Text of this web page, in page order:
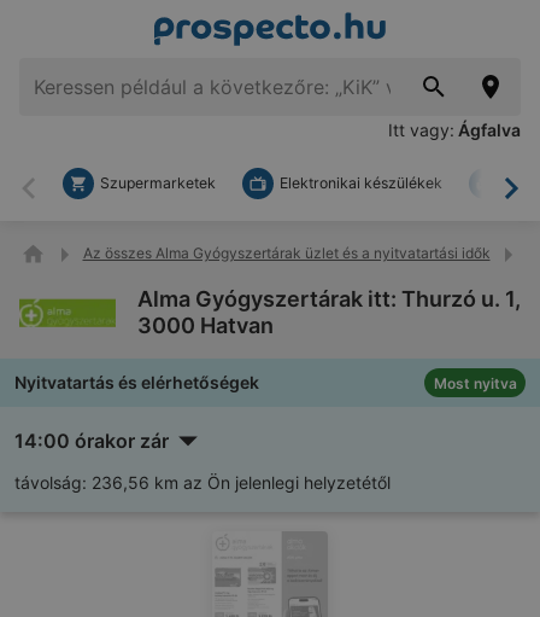
Itt vagy: Ágfalva
Vissza
Szupermarketek Elektronikai készülékek
Az összes Alma Gyógyszertárak üzlet és a nyitvatartási idők
Alma Gyógyszertárak itt: Thurzó u. 1,
3000 Hatvan
Nyitvatartás és elérhetőségek Most nyitva
14:00 órakor zár
távolság: 236,56 km az Ön jelenlegi helyzetétől